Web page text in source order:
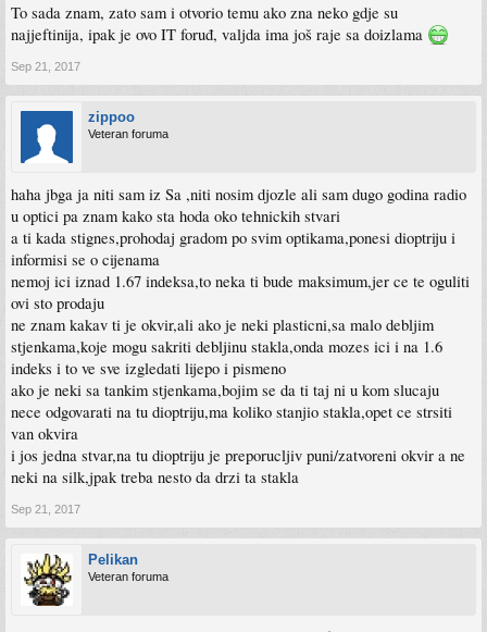
To sada znam, zato sam i otvorio temu ako zna neko gdje su
najjeftinija, ipak je ovo IT foruđ, valjda ima još raje sa doizlama
Sep 21, 2017
zippoo
Veteran foruma
haha jbga ja niti sam iz Sa ,niti nosim djozle ali sam dugo godina radio
u optici pa znam kako sta hoda oko tehnickih stvari
a ti kada stignes,prohodaj gradom po svim optikama,ponesi dioptriju i
informisi se o cijenama
nemoj ici iznad 1.67 indeksa,to neka ti bude maksimum,jer ce te oguliti
ovi sto prodaju
ne znam kakav ti je okvir,ali ako je neki plasticni,sa malo debljim
stjenkama,koje mogu sakriti debljinu stakla,onda mozes ici i na 1.6
indeks i to ve sve izgledati lijepo i pismeno
ako je neki sa tankim stjenkama,bojim se da ti taj ni u kom slucaju
nece odgovarati na tu dioptriju,ma koliko stanjio stakla,opet ce strsiti
van okvira
i jos jedna stvar,na tu dioptriju je preporucljiv puni/zatvoreni okvir a ne
neki na silk,jpak treba nesto da drzi ta stakla
Sep 21, 2017
Pelikan
Veteran foruma